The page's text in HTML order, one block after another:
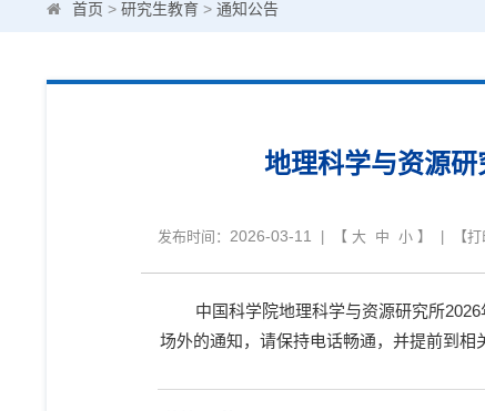
首页 > 研究生教育 > 通知公告
地理科学与资源研
发布时间： 2026-03-11 | 【 大 中 小 】 | 【打
中国科学院地理科学与资源研究所
场外的通知，请保持电话畅通，并提前到相